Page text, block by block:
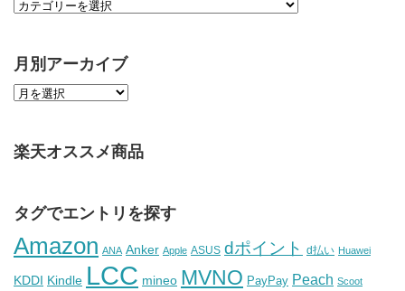
月別アーカイブ
楽天オススメ商品
タグでエントリを探す
Amazon ANA Anker Apple ASUS dポイント d払い Huawei
KDDI Kindle LCC mineo MVNO PayPay Peach Scoot